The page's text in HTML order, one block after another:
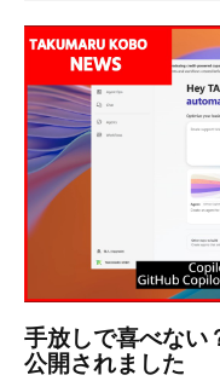
手放しで喜べない
公開されました